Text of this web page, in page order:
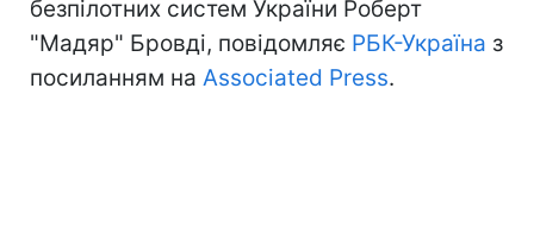
безпілотних систем України Роберт
"Мадяр" Бровді, повідомляє РБК-Україна з
посиланням на Associated Press.